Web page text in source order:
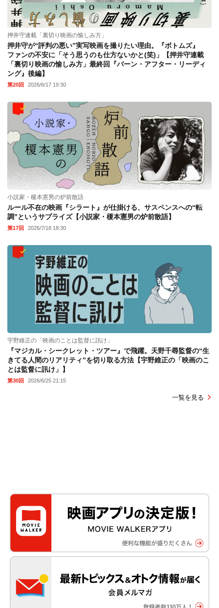
押井守連載「裏切り映画の愉しみ方」
押井守が“評判の悪い”実写映画を撮りたい理由。『ボトムズ』
ファンの不安に「そう思うのも仕方ないかと(笑)」【押井守連載
「裏切り映画の愉しみ方」最終回『バーン・アフター・リーディ
ング』後編】
第20回 2026/6/17 19:30
小説家・榎本憲男の炉前散語
ルール不在の映画『シラート』が仕掛ける、サスペンスへの“転
調”というサプライズ【小説家・榎本憲男の炉前散語】
第17回 2026/7/18 18:30
宇野維正の「映画のことは監督に訊け」
『マジカル・シークレット・ツアー』で飛躍。天野千尋監督の“生
きてる人間のリアリティ”を切り取る方法【宇野維正の「映画のこ
とは監督に訊け」】
第30回 2026/6/25 21:15
一覧を見る